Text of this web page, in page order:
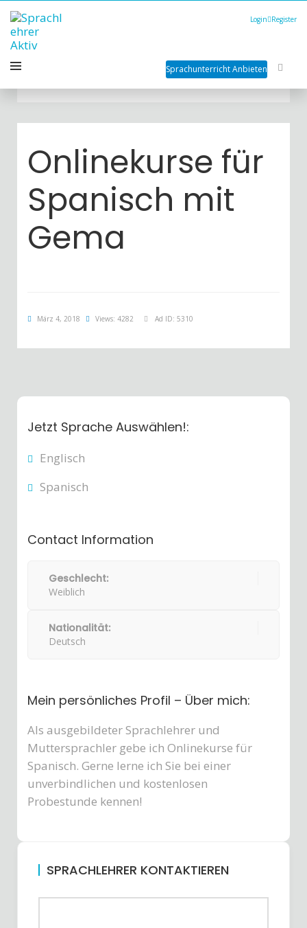
Login Register
Sprachunterricht Anbieten
Onlinekurse für
Spanisch mit
Gema
März 4, 2018 Views: 4282 Ad ID: 5310
Jetzt Sprache Auswählen!:
Englisch
Spanisch
Contact Information
Geschlecht:
Weiblich
Nationalität:
Deutsch
Mein persönliches Profil – Über mich:
Als ausgebildeter Sprachlehrer und
Muttersprachler gebe ich Onlinekurse für
Spanisch. Gerne lerne ich Sie bei einer
unverbindlichen und kostenlosen
Probestunde kennen!
SPRACHLEHRER KONTAKTIEREN